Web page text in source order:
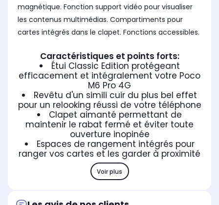
magnétique. Fonction support vidéo pour visualiser
les contenus multimédias. Compartiments pour
cartes intégrés dans le clapet. Fonctions accessibles.
Caractéristiques et points forts:
Étui Classic Edition protégeant
efficacement et intégralement votre Poco
M6 Pro 4G
Revêtu d'un simili cuir du plus bel effet
pour un relooking réussi de votre téléphone
Clapet aimanté permettant de
maintenir le rabat fermé et éviter toute
ouverture inopinée
Espaces de rangement intégrés pour
ranger vos cartes et les garder à proximité
Voir plus